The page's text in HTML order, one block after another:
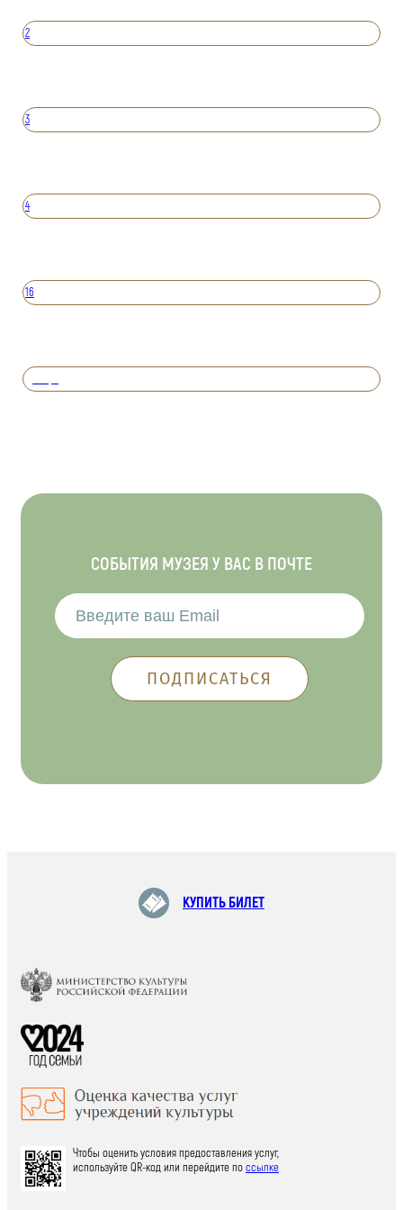
2
3
4
16
СОБЫТИЯ МУЗЕЯ У ВАС В ПОЧТЕ
КУПИТЬ БИЛЕТ
Чтобы оценить условия предоставления услуг,
используйте QR-код или перейдите поссылке